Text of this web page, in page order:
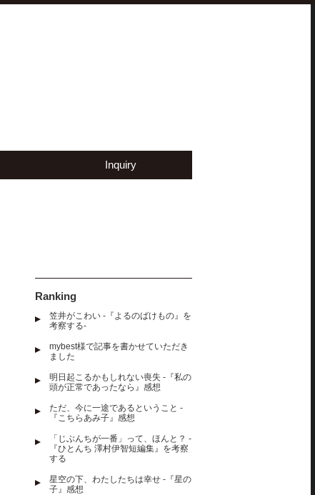
Inquiry
Ranking
笠井がこわい -『よるのばけもの』を
考察する-
mybest様で記事を書かせていただき
ました
明日起こるかもしれない喪失 -『私の
頭が正常であったなら』感想
ただ、今に一途であるということ -
『こちらあみ子』感想
「じぶんちが一番」って、ほんと？ -
『ひとんち 澤村伊智短編集』を考察
する
星空の下、わたしたちは幸せ -『星の
子』感想